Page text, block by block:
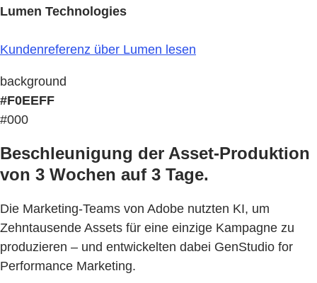
Lumen Technologies
Kundenreferenz über Lumen lesen
background
#F0EEFF
#000
Beschleunigung der Asset-Produktion
von 3 Wochen auf 3 Tage.
Die Marketing-Teams von Adobe nutzten KI, um
Zehntausende Assets für eine einzige Kampagne zu
produzieren – und entwickelten dabei GenStudio for
Performance Marketing.